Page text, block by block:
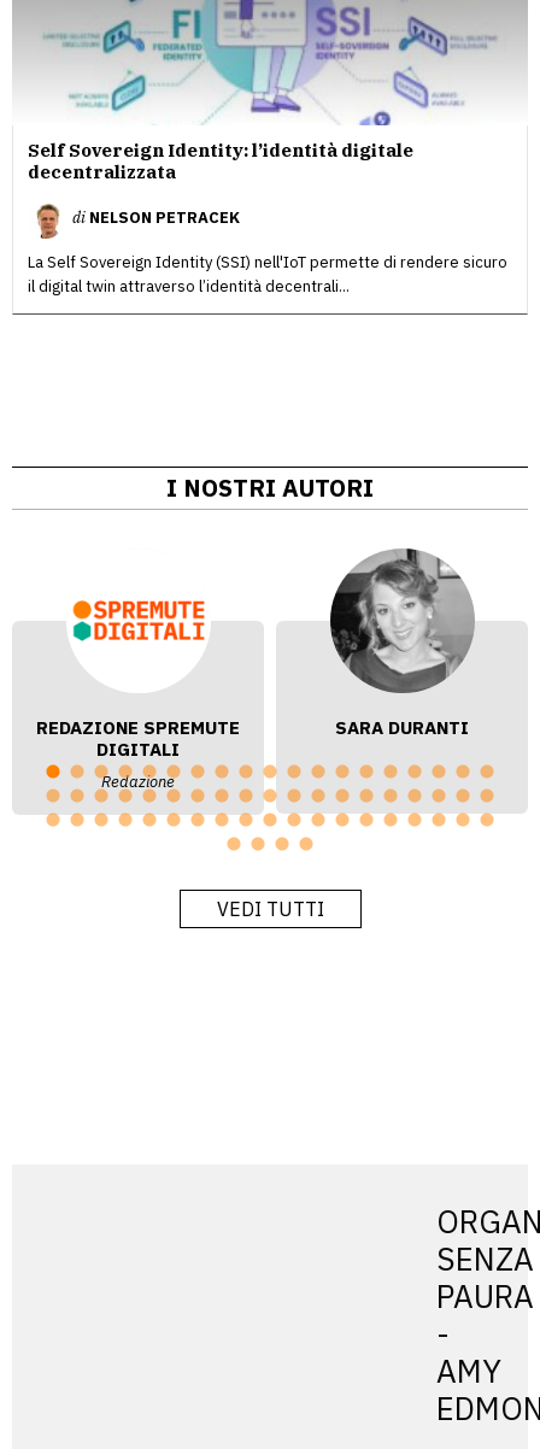
Self Sovereign Identity: l’identità digitale
decentralizzata
di NELSON PETRACEK
La Self Sovereign Identity (SSI) nell'IoT permette di rendere sicuro
il digital twin attraverso l’identità decentrali...
I NOSTRI AUTORI
REDAZIONE SPREMUTE
DIGITALI
Redazione
SARA DURANTI
VEDI TUTTI
SENZA
PAURA
-
AMY